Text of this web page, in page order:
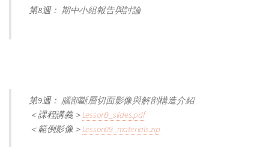
第8週： 期中小組報告與討論
第9週： 腦部斷層切面影像與解剖構造介紹
＜課程講義＞Lesson9_slides.pdf
＜範例影像＞Lesson09_materials.zip